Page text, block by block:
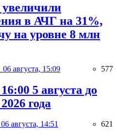
в АЧГ на 31%,
на уровне 8 млн
06 августа, 15:09 577
5 августа до
года
06 августа, 14:51 621